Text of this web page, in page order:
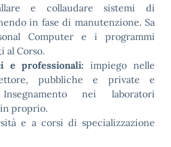
e collaudare sistemi di
in fase di manutenzione. Sa
Computer e i programmi
al Corso.
e professionali: impiego nelle
pubbliche e private e
Insegnamento nei laboratori
proprio.
e a corsi di specializzazione